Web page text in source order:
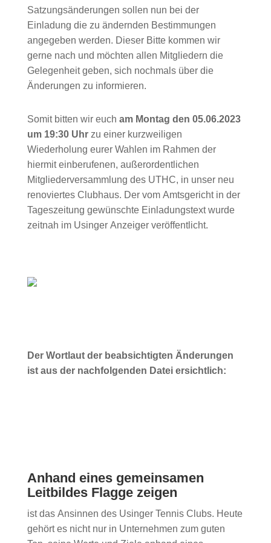
Satzungsänderungen sollen nun bei der
Einladung die zu ändernden Bestimmungen
angegeben werden. Dieser Bitte kommen wir
gerne nach und möchten allen Mitgliedern die
Gelegenheit geben, sich nochmals über die
Änderungen zu informieren.
Somit bitten wir euch am Montag den 05.06.2023
um 19:30 Uhrzu einer kurzweiligen
Wiederholung eurer Wahlen im Rahmen der
hiermit einberufenen, außerordentlichen
Mitgliederversammlung des UTHC, in unser neu
renoviertes Clubhaus. Der vom Amtsgericht in der
Tageszeitung gewünschte Einladungstext wurde
zeitnah im Usinger Anzeiger veröffentlicht.
Der Wortlaut der beabsichtigten Änderungen
ist aus der nachfolgenden Datei ersichtlich:
Anhand eines gemeinsamen
Leitbildes Flagge zeigen
ist das Ansinnen des Usinger Tennis Clubs. Heute
gehört es nicht nur in Unternehmen zum guten